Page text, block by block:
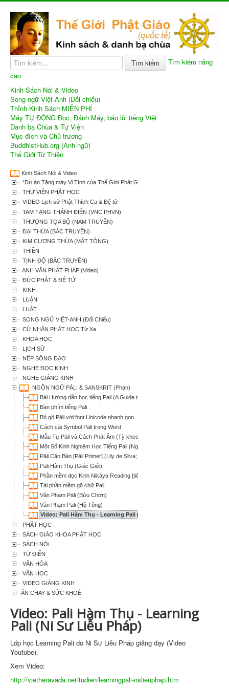
Tìm kiếm
Tìm kiếm nâng
cao
Kinh Sách Nói & Video
Song ngữ Việt-Anh (Đối chiếu)
Thỉnh Kinh Sách MIỄN PHÍ
Máy TỰ ĐỘNG Đọc, Đánh Máy, báo lỗi tiếng Việt
Danh bạ Chùa & Tự Viện
Mục đích và Chủ trương
BuddhistHub.org (Anh ngữ)
Thế Giới Từ Thiện
Kinh Sách Nói & Video
*Dự án Tặng máy Vi Tính của Thế Giới Phật Giáo
THƯ VIỆN PHẬT HỌC
VIDEO Lịch sử Phật Thích Ca & Đệ tử
TAM TẠNG THÁNH ĐIỂN (VNC PHVN)
THƯỢNG TỌA BỘ (NAM TRUYỀN)
ĐẠI THỪA (BẮC TRUYỀN)
KIM CƯƠNG THỪA (MẬT TÔNG)
THIỀN
TỊNH ĐỘ (BẮC TRUYỀN)
ANH VĂN PHẬT PHÁP (Video)
ĐỨC PHẬT & ĐỆ TỬ
KINH
LUẬN
LUẬT
SONG NGỮ VIỆT-ANH (Đối Chiếu)
CỬ NHÂN PHẬT HỌC Từ Xa
KHOA HỌC
LỊCH SỬ
NẾP SỐNG ĐẠO
NGHE ĐỌC KINH
NGHE GIẢNG KINH
NGÔN NGỮ PĀLI & SANSKRIT (Phạn)
Bài Hướng dẫn học tiếng Pali (A Guide to Learning the Pali Language)
Bàn phím tiếng Pali
Bộ gõ Pāli với font Unicode nhanh gọn
Cách cài Symbol Pāli trong Word
Mẫu Tự Pāli và Cách Phát Âm (Tỳ kheo Indacanda Nguyệt-Thiên Trương
Một Số Kinh Nghiệm Học Tiếng Pali (Nguồn Group Học Tiếng Pali)
Pāli Căn Bản [Pāli Primer] (Lily de Silva; Tỳ kheo Giác Hạnh chuyển dịch)
Pāli Hàm Thụ (Giác Giới)
Phần mềm đọc Kinh Nikāya Reading [tiếng Pali, Việt, Anh] - với Tự Điển
Tải phần mềm gõ chữ Pali
Văn Phạm Pāli (Bửu Chơn)
Văn Phạm Pali (Hộ Tông)
Video: Pali Hàm Thụ - Learning Pali (Ni Sư Liễu Pháp)
PHẬT HỌC
SÁCH GIÁO KHOA PHẬT HỌC
SÁCH NÓI
TỪ ĐIỂN
VĂN HÓA
VĂN HỌC
VIDEO GIẢNG KINH
ĂN CHAY & SỨC KHOẺ
Video: Pali Hàm Thụ - Learning
Pali (Ni Sư Liễu Pháp)
Lớp học Learning Pali do Ni Sư Liễu Pháp giảng dạy (Video
Youtube).
Xem Video:
http://vietheravada.net/tudien/learningpali-nslieuphap.htm